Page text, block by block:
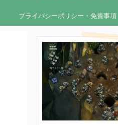
プライバシーポリシー・免責事項